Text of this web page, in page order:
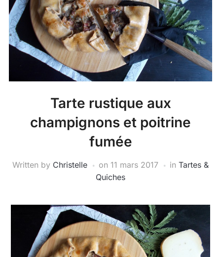
Tarte rustique aux
champignons et poitrine
fumée
Written by Christelle on 11 mars 2017 in Tartes &
Quiches